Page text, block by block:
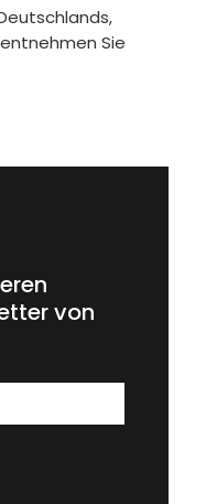
Sie
von